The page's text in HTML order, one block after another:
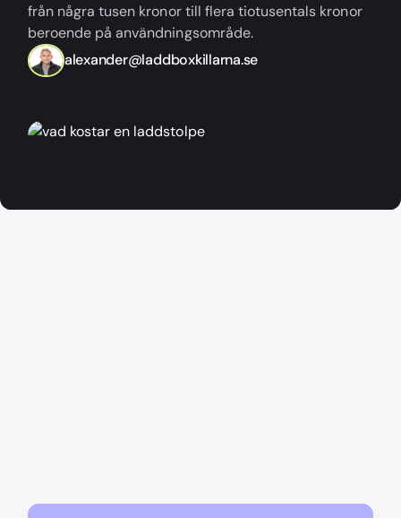
från några tusen kronor till flera tiotusentals kronor
beroende på användningsområde.
alexander@laddboxkillarna.se